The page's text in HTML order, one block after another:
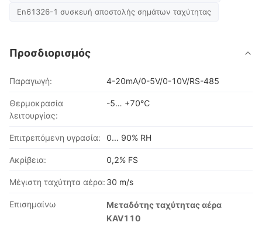
En61326-1 συσκευή αποστολής σημάτων ταχύτητας
Προσδιορισμός
Παραγωγή: 4-20mA/0-5V/0-10V/RS-485
Θερμοκρασία
λειτουργίας:
-5… +70℃
Επιτρεπόμενη υγρασία: 0... 90% RH
Ακρίβεια: 0,2% FS
Μέγιστη ταχύτητα αέρα: 30 m/s
Επισημαίνω
Μεταδότης ταχύτητας αέρα
KAV110